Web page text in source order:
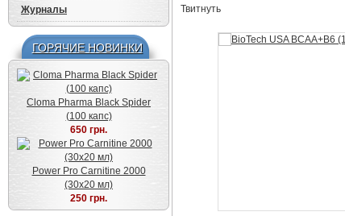
Журналы
ГОРЯЧИЕ НОВИНКИ
Cloma Pharma Black Spider
(100 капс)
650 грн.
Power Pro Carnitine 2000
(30x20 мл)
250 грн.
Твитнуть